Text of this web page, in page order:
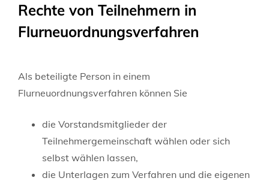
Rechte von Teilnehmern in
Flurneuordnungsverfahren
Als beteiligte Person in einem
Flurneuordnungsverfahren können Sie
die Vorstandsmitglieder der
Teilnehmergemeinschaft wählen oder sich
selbst wählen lassen,
die Unterlagen zum Verfahren und die eigenen